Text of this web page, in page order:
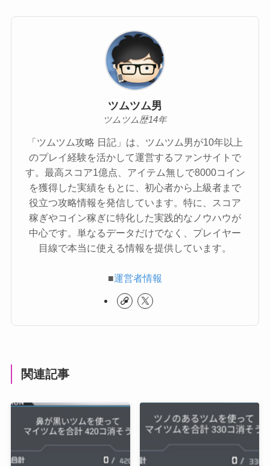
ツムツム男
ツムツム歴14年
「ツムツム攻略 日記」は、ツムツム男が10年以上
のプレイ経験を活かして運営するファンサイトで
す。最高スコア1億点、アイテム無しで8000コイン
を獲得した実績をもとに、初心者から上級者まで
役立つ攻略情報を発信しています。特に、スコア
稼ぎやコイン稼ぎに特化した実践的なノウハウが
中心です。単なるデータだけでなく、プレイヤー
目線で本当に使える情報を提供しています。
■運営者情報
関連記事